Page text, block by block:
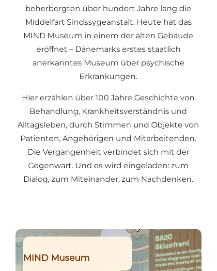
beherbergten über hundert Jahre lang die
Middelfart Sindssygeanstalt. Heute hat das
MIND Museum in einem der alten Gebäude
eröffnet – Dänemarks erstes staatlich
anerkanntes Museum über psychische
Erkrankungen.
Hier erzählen über 100 Jahre Geschichte von
Behandlung, Krankheitsverständnis und
Alltagsleben, durch Stimmen und Objekte von
Patienten, Angehörigen und Mitarbeitenden.
Die Vergangenheit verbindet sich mit der
Gegenwart. Und es wird eingeladen: zum
Dialog, zum Miteinander, zum Nachdenken.
Mehr erfahren
MIND Museum